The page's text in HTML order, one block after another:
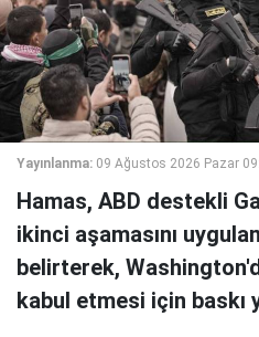
Yayınlanma: 09 Ağustos 2026 Pazar
Hamas, ABD destekli
ikinci aşamasını
belirterek,
kabul etmesi için baskı